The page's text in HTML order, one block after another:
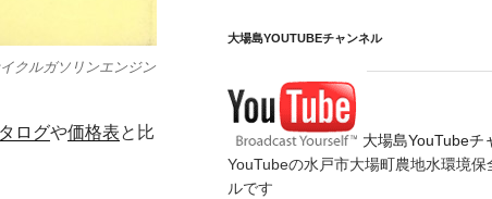
クルガソリンエンジン
ログや価格表と比
大場島YOUTUBEチャンネル
大場島YouTubeチ
YouTubeの水戸市大場町農地水環境保
ルです